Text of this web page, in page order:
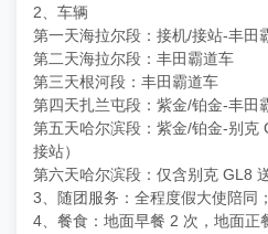
2、车辆
第一天海拉尔段：接机/接站-丰田
第二天海拉尔段：丰田霸道车
第三天根河段：丰田霸道车
第四天扎兰屯段：紫金/铂金-丰田
第五天哈尔滨段：紫金/铂金-别克
接站）
第六天哈尔滨段：仅含别克 GL8
3、随团服务：全程度假大使陪同；
4、餐食：地面早餐 2 次，地面正